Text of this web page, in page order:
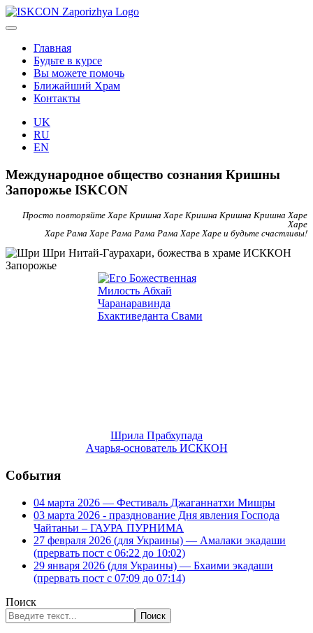
Главная
Будьте в курсе
Вы можете помочь
Ближайший Храм
Контакты
UK
RU
EN
Международное общество сознания Кришны
Запорожье ISKCON
Просто повторяйте Харе Кришна Харе Кришна Кришна Кришна Харе
Харе
Харе Рама Харе Рама Рама Рама Харе Харе и будьте счастливы!
Шрила Прабхупада
Ачарья-основатель ИСККОН
События
04 марта 2026 — Фестиваль Джаганнатхи Мишры
03 марта 2026 - празднование Дня явления Господа
Чайтаньи – ГАУРА ПУРНИМА
27 февраля 2026 (для Украины) — Амалаки экадаши
(прервать пост с 06:22 до 10:02)
29 января 2026 (для Украины) — Бхаими экадаши
(прервать пост с 07:09 до 07:14)
Поиск
Поиск